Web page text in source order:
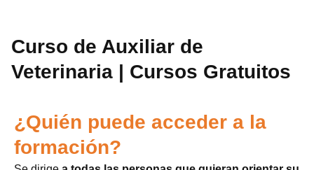
Curso de Auxiliar de
Veterinaria | Cursos Gratuitos
¿Quién puede acceder a la
formación?